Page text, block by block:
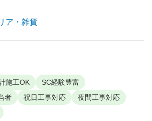
ア・雑貨
施工OK
SC経験豊富
者
祝日工事対応
夜間工事対応